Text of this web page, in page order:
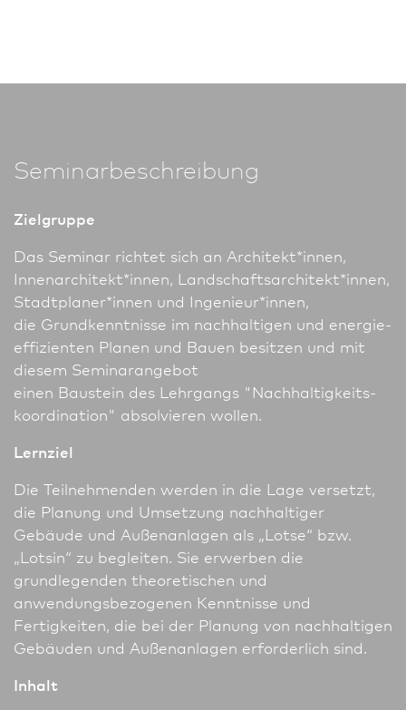
Seminarbeschreibung
Zielgruppe
Das Seminar richtet sich an Architekt*innen,
Innen­architekt*innen, Landschafts­architekt*innen,
Stadt­planer*innen und Ingenieur*innen,
die Grundkenntnisse im nach­haltigen und energie­
effi­zienten Planen und Bauen besitzen und mit
diesem Seminar­angebot
einen Bau­stein des Lehrgangs "Nachhaltigkeits­
koordination" absolvieren wollen.
Lernziel
Die Teilnehmenden werden in die Lage versetzt,
die Planung und Umsetzung nach­haltiger
Gebäude und Außen­anlagen als „Lotse“ bzw.
„Lotsin“ zu begleiten. Sie erwerben die
grundlegenden theoretischen und
anwendungsbezogenen Kenntnisse und
Fertigkeiten, die bei der Planung von nach­haltigen
Gebäuden und Außen­anlagen erforderlich sind.
Inhalt